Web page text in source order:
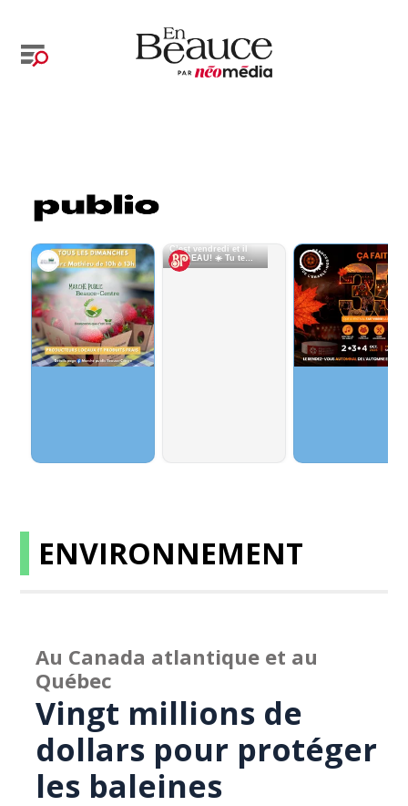
ENVIRONNEMENT
Au Canada atlantique et au
Québec
Vingt millions de
dollars pour protéger
les baleines